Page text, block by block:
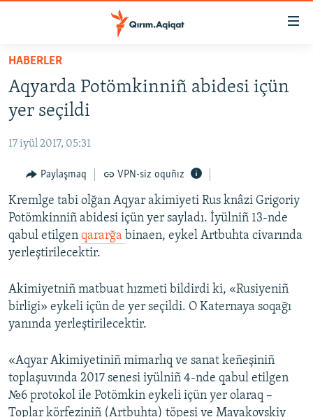
Esas
qaytmaq
Baş
navigatsiyağa
qaytmaq
qaytmaq
HABERLER
SİYASET
İQTİSADİYAT
CEMİYET
MEDENİYET
İNSAN AQLARI
VİDEO
SÜRET
FİKİR
Українською
QOŞULIÑIZ!
HABERLER
Aqyarda Potömkinniñ abidesi içün
yer seçildi
17 iyül 2017, 05:31
Paylaşmaq VPN-siz oquñız
Kremlge tabi olğan Aqyar akimiyeti Rus knâzi Grigoriy
Potömkinniñ abidesi içün yer sayladı. İyülniñ 13-nde
qabul etilgen qararğa binaen, eykel Artbuhta civarında
yerleştirilecektir.
Akimiyetniñ matbuat hızmeti bildirdi ki, «Rusiyeniñ
birligi» eykeli içün de yer seçildi. O Katernaya soqağı
yanında yerleştirilecektir.
«Aqyar Akimiyetiniñ mimarlıq ve sanat keñeşiniñ
toplaşuvında 2017 senesi iyülniñ 4-nde qabul etilgen
№6 protokol ile Potömkin eykeli içün yer olaraq –
Toplar körfeziniñ (Artbuhta) töpesi ve Mayakovskiy